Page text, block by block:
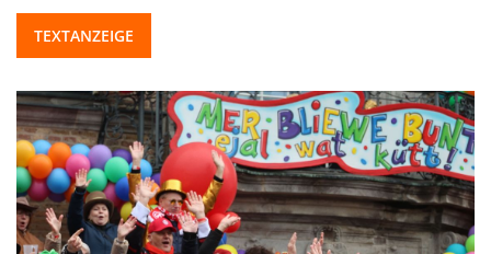
TEXTANZEIGE